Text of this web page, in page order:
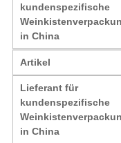
kundenspezifische
in China
Artikel
Lieferant für
kundenspezifische
in China